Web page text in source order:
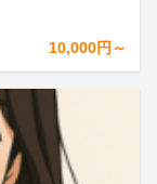
10,000円～